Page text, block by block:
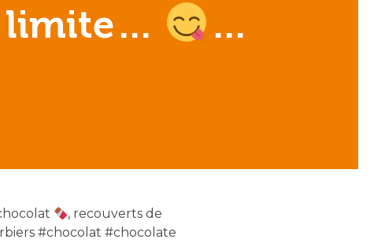
limite… …
, recouverts de
#chocolat #chocolate